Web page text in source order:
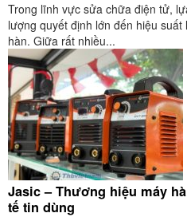
Trong lĩnh vực sửa chữa điện tử,
lượng quyết định lớn đến hiệu
hàn. Giữa rất nhiều...
Jasic – Thương hiệu máy
tế tin dùng